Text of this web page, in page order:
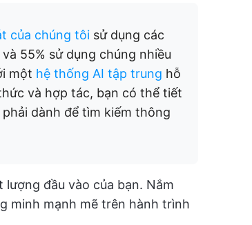
của chúng tôi sử dụng các
55% sử dụng chúng nhiều
một hệ thống AI tập trung hỗ
và hợp tác, bạn có thể tiết
dành để tìm kiếm thông
đầu vào của bạn. Nắm
minh mạnh mẽ trên hành trình